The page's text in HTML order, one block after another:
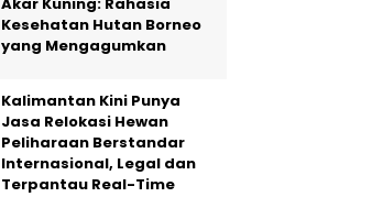
Akar Kuning: Rahasia
Kesehatan Hutan Borneo
yang Mengagumkan
Kalimantan Kini Punya
Jasa Relokasi Hewan
Peliharaan Berstandar
Internasional, Legal dan
Terpantau Real-Time